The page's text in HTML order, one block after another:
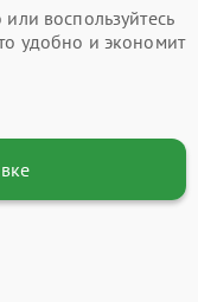
или
с зарядкой;
воспользуйтесь
удобно и экономит